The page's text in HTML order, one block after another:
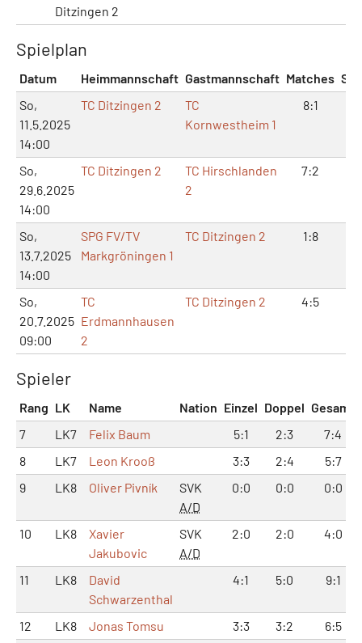
Ditzingen 2
Spielplan
Datum Heimmannschaft Gastmannschaft Matches
So,
11.5.2025
14:00
TC Ditzingen 2
TC
Kornwestheim 1
8:1
So,
29.6.2025
14:00
TC Ditzingen 2
TC Hirschlanden
2
7:2
So,
13.7.2025
14:00
SPG FV/TV
Markgröningen 1
TC Ditzingen 2 1:8
So,
20.7.2025
09:00
TC
Erdmannhausen
2
TC Ditzingen 2 4:5
Spieler
Rang LK Name Nation Einzel Doppel Gesamt
7
LK7 Felix Baum 5:1 2:3
7:4
8
LK7 Leon Krooß 3:3 2:4
5:7
9
LK8 Oliver Pivník
SVK
A/D
0:0 0:0 0:0
10 LK8
Xavier
Jakubovic
SVK
A/D
2:0 2:0 4:0
11 LK8
David
Schwarzenthal
4:1 5:0 9:1
12 LK8 Jonas Tomsu 3:3 3:2
6:5